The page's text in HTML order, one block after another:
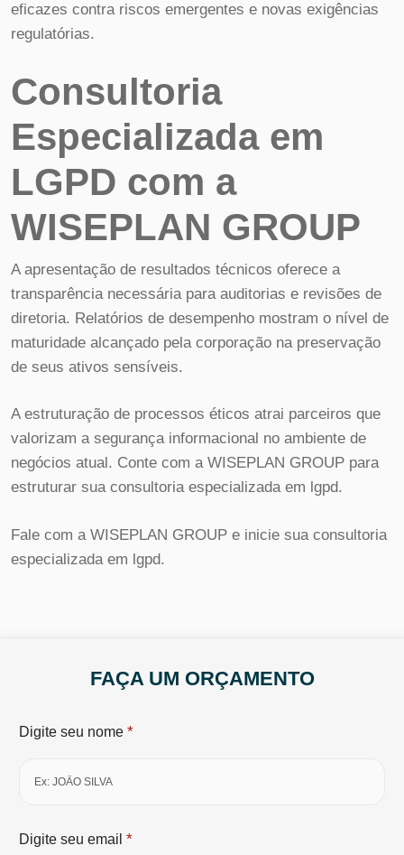
eficazes contra riscos emergentes e novas exigências
regulatórias.
Consultoria
Especializada em
LGPD com a
WISEPLAN GROUP
A apresentação de resultados técnicos oferece a
transparência necessária para auditorias e revisões de
diretoria. Relatórios de desempenho mostram o nível de
maturidade alcançado pela corporação na preservação
de seus ativos sensíveis.
A estruturação de processos éticos atrai parceiros que
valorizam a segurança informacional no ambiente de
negócios atual. Conte com a WISEPLAN GROUP para
estruturar sua consultoria especializada em lgpd.
Fale com a WISEPLAN GROUP e inicie sua consultoria
especializada em lgpd.
FAÇA UM ORÇAMENTO
Digite seu nome *
Digite seu email *